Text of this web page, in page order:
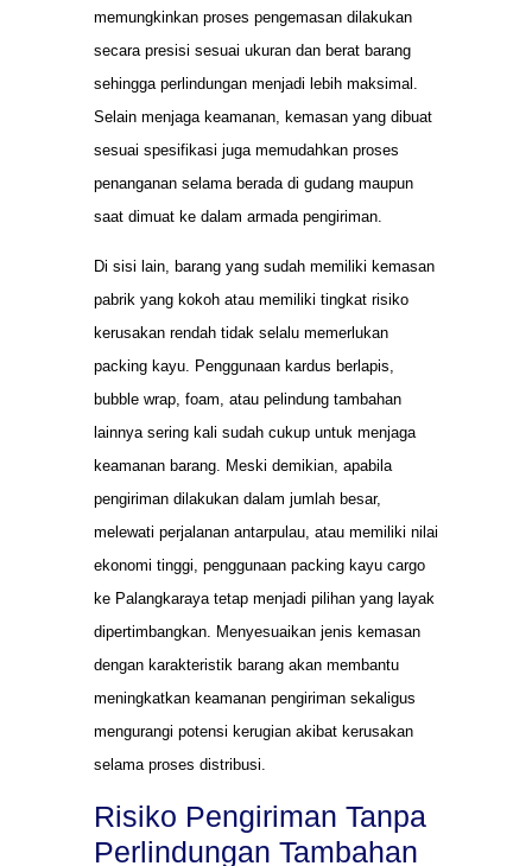
memungkinkan proses pengemasan dilakukan
secara presisi sesuai ukuran dan berat barang
sehingga perlindungan menjadi lebih maksimal.
Selain menjaga keamanan, kemasan yang dibuat
sesuai spesifikasi juga memudahkan proses
penanganan selama berada di gudang maupun
saat dimuat ke dalam armada pengiriman.
Di sisi lain, barang yang sudah memiliki kemasan
pabrik yang kokoh atau memiliki tingkat risiko
kerusakan rendah tidak selalu memerlukan
packing kayu. Penggunaan kardus berlapis,
bubble wrap, foam, atau pelindung tambahan
lainnya sering kali sudah cukup untuk menjaga
keamanan barang. Meski demikian, apabila
pengiriman dilakukan dalam jumlah besar,
melewati perjalanan antarpulau, atau memiliki nilai
ekonomi tinggi, penggunaan packing kayu cargo
ke Palangkaraya tetap menjadi pilihan yang layak
dipertimbangkan. Menyesuaikan jenis kemasan
dengan karakteristik barang akan membantu
meningkatkan keamanan pengiriman sekaligus
mengurangi potensi kerugian akibat kerusakan
selama proses distribusi.
Risiko Pengiriman Tanpa
Perlindungan Tambahan